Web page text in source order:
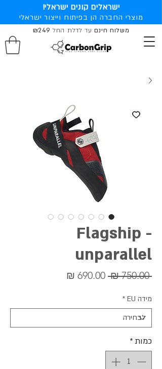
משלוח חינםעד לדלת החל ₪249
מוצרי החברה הן בפיתוח וייצור ישראלי
ישראלים קונים ישראלי!
Flagship -
unparallel
‏750.00 ‏₪
מחיר
מידה EU *
כמות*